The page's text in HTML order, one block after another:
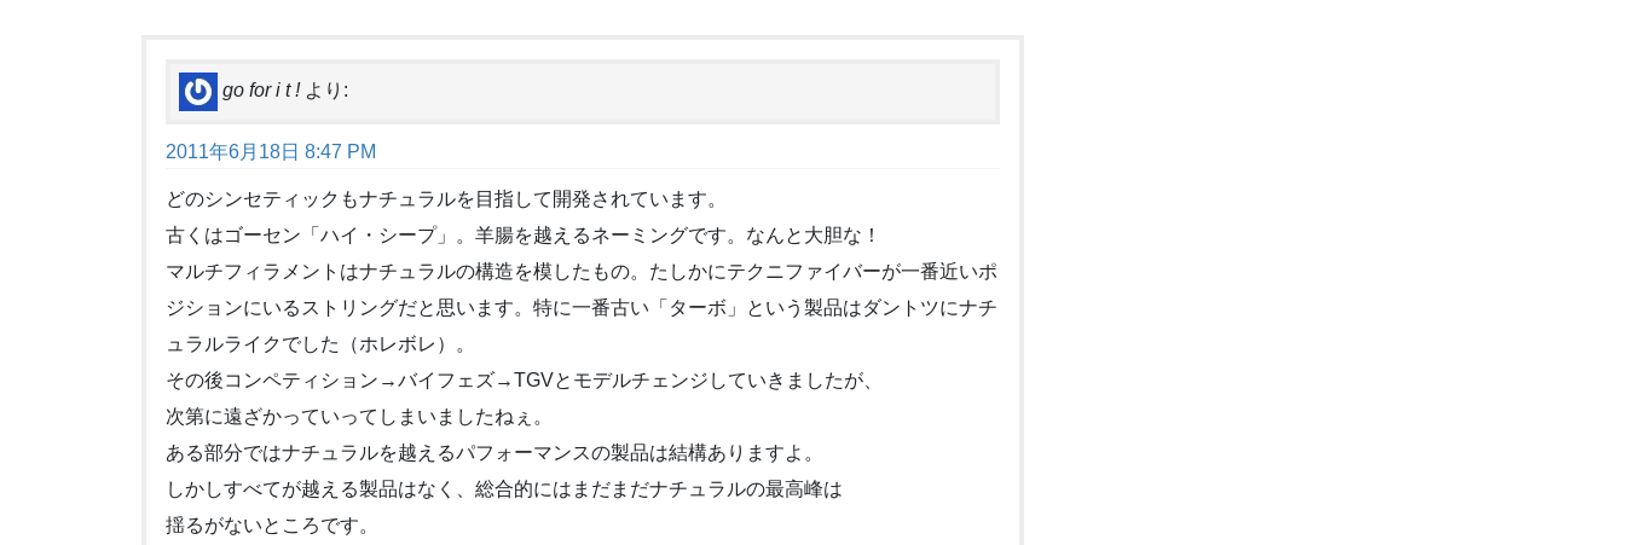
go for i t ! より:
2011年6月18日 8:47 PM
どのシンセティックもナチュラルを目指して開発されています。
古くはゴーセン「ハイ・シープ」。羊腸を越えるネーミングです。なんと大胆な！
マルチフィラメントはナチュラルの構造を模したもの。たしかにテクニファイバーが一番近いポ
ジションにいるストリングだと思います。特に一番古い「ターボ」という製品はダントツにナチ
ュラルライクでした（ホレボレ）。
その後コンペティション→バイフェズ→TGVとモデルチェンジしていきましたが、
次第に遠ざかっていってしまいましたねぇ。
ある部分ではナチュラルを越えるパフォーマンスの製品は結構ありますよ。
しかしすべてが越える製品はなく、総合的にはまだまだナチュラルの最高峰は
揺るがないところです。